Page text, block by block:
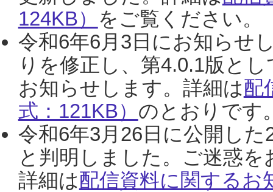
124KB） をご覧ください。
令和6年6月3日にお知らせ
りを修正し、第4.0.1版と
お知らせします。詳細は配
式：121KB） のとおりです
令和6年3月26日に公開し
と判明しました。ご迷惑
詳細は配信資料に関するお